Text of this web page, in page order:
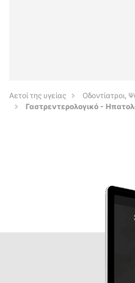
Αετοί της υγείας
Οδοντίατροι,
Γαστρεντερολογικό -